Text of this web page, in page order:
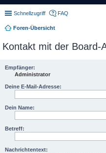
Schnellzugriff FAQ
Foren-Übersicht
Kontakt mit der Board-
Empfänger:
Administrator
Deine E-Mail-Adresse:
Dein Name:
Betreff:
Nachrichtentext: